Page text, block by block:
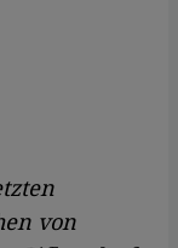
von